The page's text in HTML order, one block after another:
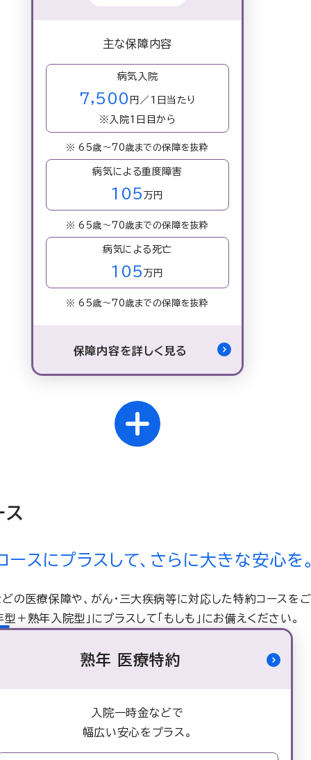
主な保障内容
病気入院
7,500 円／1日当たり
※入院1日目から
※ 65歳～70歳までの保障を抜粋
病気による重度障害
105 万円
※ 65歳～70歳までの保障を抜粋
病気による死亡
105 万円
※ 65歳～70歳までの保障を抜粋
保障内容を詳しく見る
ースにプラスして、さらに大きな安心を
の医療保障や、がん・三大疾病等に対応した特約コースを
型＋熟年入院型」にプラスして「もしも」にお備えください。
熟年 医療特約
入院一時金などで
幅広い安心をプラス。